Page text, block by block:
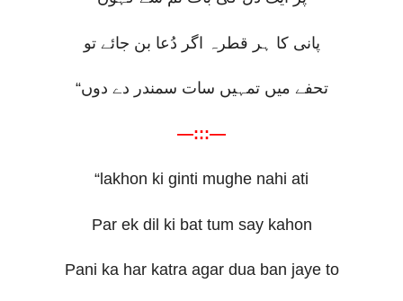
پانی کا ہر قطرہ اگر دُعا بن جائے تو
“تحفے میں تمہیں سات سمندر دے دوں
—:::—
“lakhon ki ginti mughe nahi ati
Par ek dil ki bat tum say kahon
Pani ka har katra agar dua ban jaye to